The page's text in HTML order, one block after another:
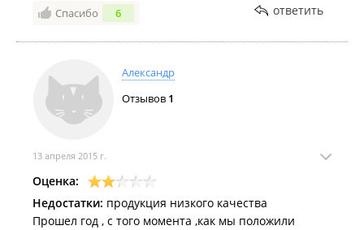
мелочные и нечестные люди там работают. Я
лично ничего там больше покупать не буду, хотя
планировал купить там брусчатку.
Спасибо 6 ответить
Александр
Отзывов 1
13 апреля 2015 г.
Оценка:
Недостатки: продукция низкого качества
Прошел год , с того момента ,как мы положили